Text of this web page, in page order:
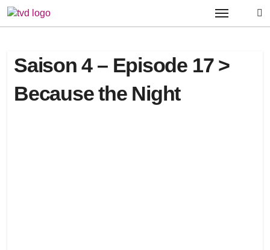
Passer
au
Saison 4 – Episode 17 >
Because the Night